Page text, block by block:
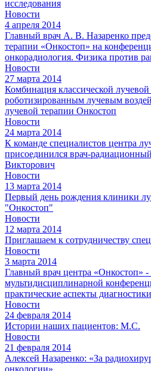
исследования
Новости
4 апреля 2014
Главный врач А. В. Назаренко
терапии «Онкостоп» на
онкорадиология. Физика против
Новости
27 марта 2014
Комбинация классической лучевой
роботизированным лучевым
лучевой терапии Онкостоп
Новости
24 марта 2014
К команде специалистов центра
присоединился врач-
Викторович
Новости
13 марта 2014
Первый день рождения клиники
"Онкостоп"
Новости
12 марта 2014
Приглашаем к сотрудничеству
Новости
3 марта 2014
Главный врач центра «Онкостоп» -
мультидисциплинарной
практические аспекты
Новости
24 февраля 2014
Истории наших пациентов: М.С.
Новости
21 февраля 2014
Алексей Назаренко: «За
онкологии»